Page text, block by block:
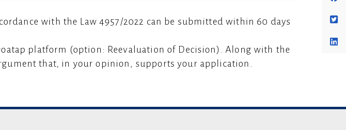
with the Law 4957/2022 can be submitted within 60 days
platform (option: Reevaluation of Decision). Along with the
that, in your opinion, supports your application.